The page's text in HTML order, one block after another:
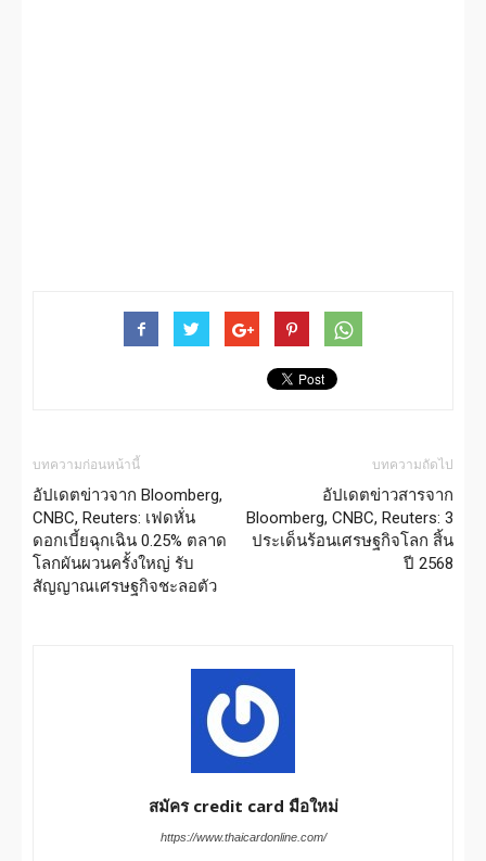
บทความก่อนหน้านี้
อัปเดตข่าวจาก Bloomberg,
CNBC, Reuters: เฟดหั่น
ดอกเบี้ยฉุกเฉิน 0.25% ตลาด
โลกผันผวนครั้งใหญ่ รับ
สัญญาณเศรษฐกิจชะลอตัว
บทความถัดไป
อัปเดตข่าวสารจาก
Bloomberg, CNBC, Reuters: 3
ประเด็นร้อนเศรษฐกิจโลก สิ้น
ปี 2568
สมัคร credit card มือใหม่
https://www.thaicardonline.com/